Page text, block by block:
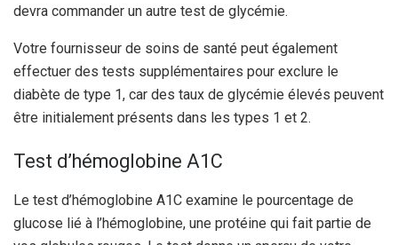
devra commander un autre test de glycémie.
Votre fournisseur de soins de santé peut également
effectuer des tests supplémentaires pour exclure le
diabète de type 1, car des taux de glycémie élevés peuvent
être initialement présents dans les types 1 et 2.
Test d’hémoglobine A1C
Le test d’hémoglobine A1C examine le pourcentage de
glucose lié à l’hémoglobine, une protéine qui fait partie de